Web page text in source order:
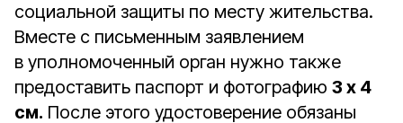
социальной защиты по месту жительства.
Вместе с письменным заявлением
в уполномоченный орган нужно также
предоставить паспорт и фотографию 3 x 4
см. После этого удостоверение обязаны